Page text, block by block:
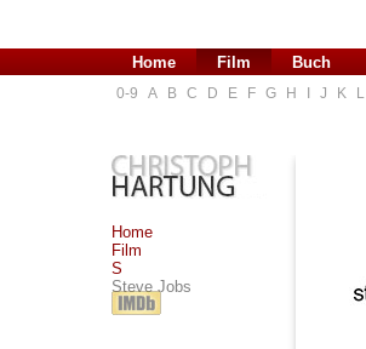
Home Film Buch
0-9 A B C D E F G H J K L
Home
Film
S
Steve Jobs